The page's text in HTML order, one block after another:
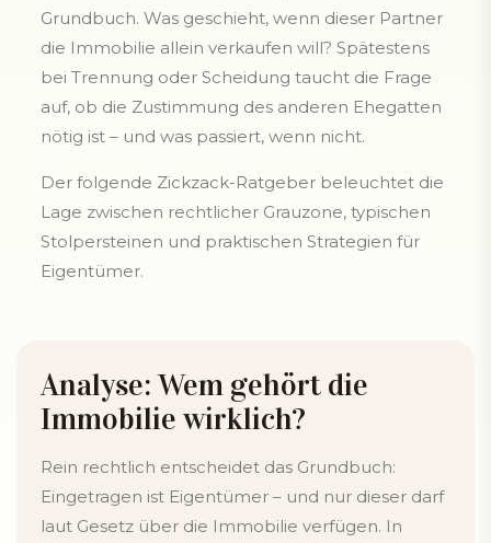
Grundbuch. Was geschieht, wenn dieser Partner
die Immobilie allein verkaufen will? Spätestens
bei Trennung oder Scheidung taucht die Frage
auf, ob die Zustimmung des anderen Ehegatten
nötig ist – und was passiert, wenn nicht.
Der folgende Zickzack-Ratgeber beleuchtet die
Lage zwischen rechtlicher Grauzone, typischen
Stolpersteinen und praktischen Strategien für
Eigentümer.
Analyse: Wem gehört die
Immobilie wirklich?
Rein rechtlich entscheidet das Grundbuch:
Eingetragen ist Eigentümer – und nur dieser darf
laut Gesetz über die Immobilie verfügen. In